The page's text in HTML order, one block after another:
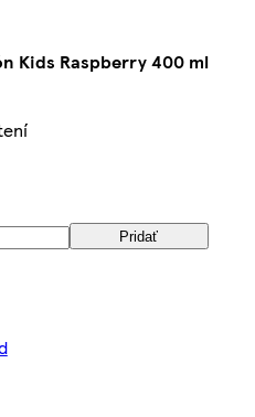
Kids Raspberry 400 ml
Pridať